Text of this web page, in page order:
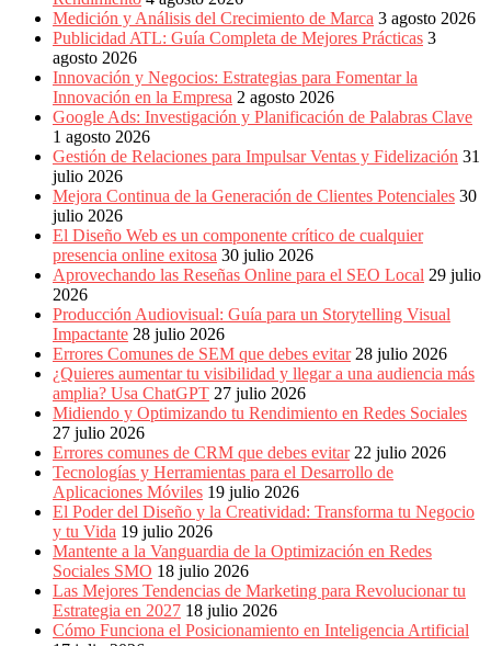
Medición y Análisis del Crecimiento de Marca 3 agosto 2026
Publicidad ATL: Guía Completa de Mejores Prácticas 3
agosto 2026
Innovación y Negocios: Estrategias para Fomentar la
Innovación en la Empresa 2 agosto 2026
Google Ads: Investigación y Planificación de Palabras Clave
1 agosto 2026
Gestión de Relaciones para Impulsar Ventas y Fidelización 31
julio 2026
Mejora Continua de la Generación de Clientes Potenciales 30
julio 2026
El Diseño Web es un componente crítico de cualquier
presencia online exitosa 30 julio 2026
Aprovechando las Reseñas Online para el SEO Local 29 julio
2026
Producción Audiovisual: Guía para un Storytelling Visual
Impactante 28 julio 2026
Errores Comunes de SEM que debes evitar 28 julio 2026
¿Quieres aumentar tu visibilidad y llegar a una audiencia más
amplia? Usa ChatGPT 27 julio 2026
Midiendo y Optimizando tu Rendimiento en Redes Sociales
27 julio 2026
Errores comunes de CRM que debes evitar 22 julio 2026
Tecnologías y Herramientas para el Desarrollo de
Aplicaciones Móviles 19 julio 2026
El Poder del Diseño y la Creatividad: Transforma tu Negocio
y tu Vida 19 julio 2026
Mantente a la Vanguardia de la Optimización en Redes
Sociales SMO 18 julio 2026
Las Mejores Tendencias de Marketing para Revolucionar tu
Estrategia en 2027 18 julio 2026
Cómo Funciona el Posicionamiento en Inteligencia Artificial